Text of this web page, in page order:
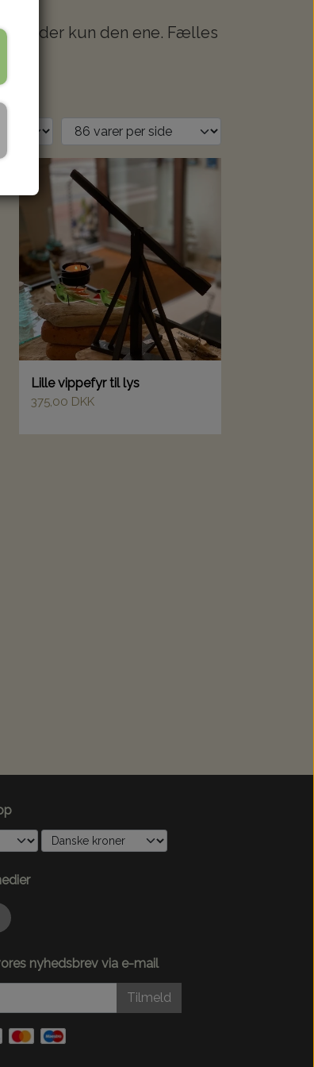
der kun den ene. Fælles
Lille vippefyr til lys
375,00 DKK
nyhedsbrev via e-mail
Tilmeld